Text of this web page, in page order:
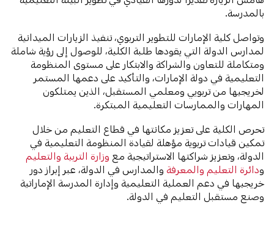
بالمدرسة.
وتواصل كلية الإمارات للتطوير التربوي، تنفيذ الزيارات الميدانية
لمدارس الدولة التي يقودها طلبة الكلية، للوصول إلى رؤية شاملة
ومتكاملة للتعاون والشراكة والابتكار على مستوى المنظومة
التعليمية في دولة الإمارات، والتأكيد على دعمها المستمر
لخريجيها من تربويي ومعلمي المستقبل، الذين يمتلكون
المهارات والممارسات التعليمية المبتكرة.
تحرص الكلية على تعزيز مكانتها في قطاع التعليم من خلال
تمكين قيادات تربوية مؤهلة لقيادة المنظومة التعليمية في
الدولة، وتعزيز شراكتها الاستراتيجية مع وزارة التربية والتعليم
ودائرة التعليم والمعرفةوالمدارس في الدولة، عبر إبراز دور
خريجيها في دعم العملية التعليمية وإدارة المدرسة الإماراتية
وصنع مستقبل التعليم في الدولة.